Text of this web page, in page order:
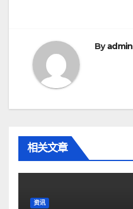
航
Byadmin
相关文章
资讯